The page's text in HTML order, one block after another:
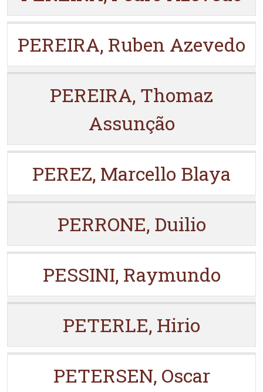
PEREIRA, Ruben Azevedo
PEREIRA, Thomaz
Assunção
PEREZ, Marcello Blaya
PERRONE, Duilio
PESSINI, Raymundo
PETERLE, Hirio
PETERSEN, Oscar